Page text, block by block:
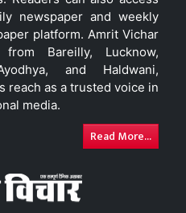
newspaper and weekly
platform. Amrit Vichar
Bareilly, Lucknow,
and Haldwani,
reach as a trusted voice in
media.
Read More...